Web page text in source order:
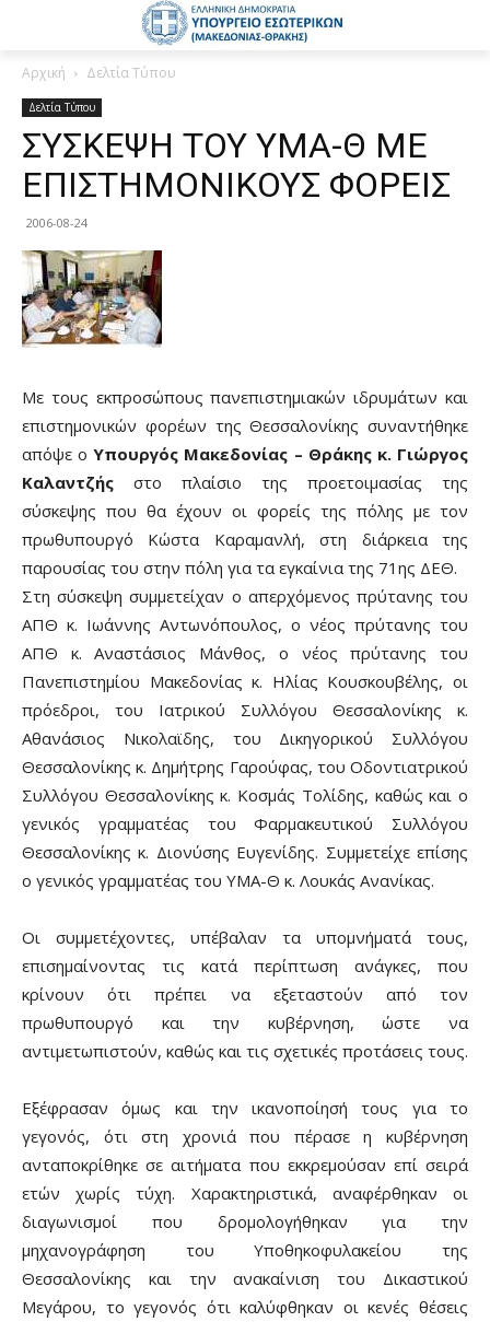
Αρχική Δελτία Τύπου
Δελτία Τύπου
ΣΥΣΚΕΨΗ ΤΟΥ ΥΜΑ-Θ ΜΕ
ΕΠΙΣΤΗΜΟΝΙΚΟΥΣ ΦΟΡΕΙΣ
2006-08-24
Με τους εκπροσώπους πανεπιστημιακών ιδρυμάτων και
επιστημονικών φορέων της Θεσσαλονίκης συναντήθηκε
απόψε οΥπουργός Μακεδονίας – Θράκης κ. Γιώργος
Καλαντζής στο πλαίσιο της προετοιμασίας της
σύσκεψης που θα έχουν οι φορείς της πόλης με τον
πρωθυπουργό Κώστα Καραμανλή, στη διάρκεια της
παρουσίας του στην πόλη για τα εγκαίνια της 71ης ΔΕΘ.
Στη σύσκεψη συμμετείχαν ο απερχόμενος πρύτανης του
ΑΠΘ κ. Ιωάννης Αντωνόπουλος, ο νέος πρύτανης του
ΑΠΘ κ. Αναστάσιος Μάνθος, ο νέος πρύτανης του
Πανεπιστημίου Μακεδονίας κ. Ηλίας Κουσκουβέλης, οι
πρόεδροι, του Ιατρικού Συλλόγου Θεσσαλονίκης κ.
Αθανάσιος Νικολαϊδης, του Δικηγορικού Συλλόγου
Θεσσαλονίκης κ. Δημήτρης Γαρούφας, του Οδοντιατρικού
Συλλόγου Θεσσαλονίκης κ. Κοσμάς Τολίδης, καθώς και ο
γενικός γραμματέας του Φαρμακευτικού Συλλόγου
Θεσσαλονίκης κ. Διονύσης Ευγενίδης. Συμμετείχε επίσης
ο γενικός γραμματέας του ΥΜΑ-Θ κ. Λουκάς Ανανίκας.
Οι συμμετέχοντες, υπέβαλαν τα υπομνήματά τους,
επισημαίνοντας τις κατά περίπτωση ανάγκες, που
κρίνουν ότι πρέπει να εξεταστούν από τον
πρωθυπουργό και την κυβέρνηση, ώστε να
αντιμετωπιστούν, καθώς και τις σχετικές προτάσεις τους.
Εξέφρασαν όμως και την ικανοποίησή τους για το
γεγονός, ότι στη χρονιά που πέρασε η κυβέρνηση
ανταποκρίθηκε σε αιτήματα που εκκρεμούσαν επί σειρά
ετών χωρίς τύχη. Χαρακτηριστικά, αναφέρθηκαν οι
διαγωνισμοί που δρομολογήθηκαν για την
μηχανογράφηση του Υποθηκοφυλακείου της
Θεσσαλονίκης και την ανακαίνιση του Δικαστικού
Μεγάρου, το γεγονός ότι καλύφθηκαν οι κενές θέσεις